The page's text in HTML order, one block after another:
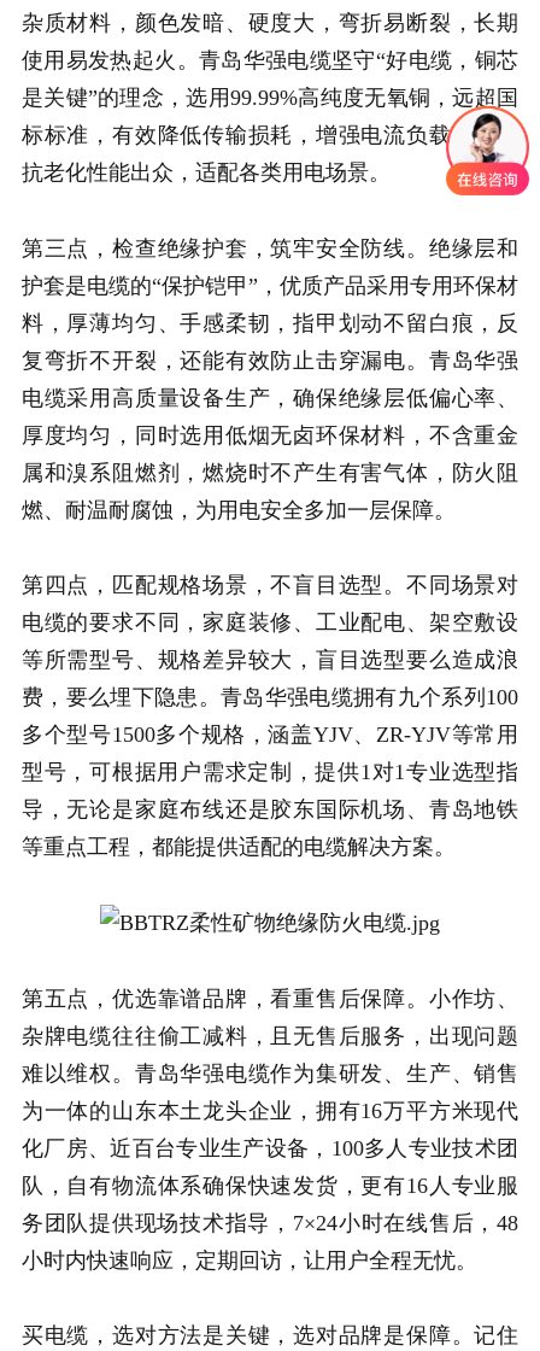
杂质材料，颜色发暗、硬度大，弯折易断裂，长期
使用易发热起火。青岛华强电缆坚守“好电缆，铜芯
是关键”的理念，选用99.99%高纯度无氧铜，远超国
标标准，有效降低传输损耗，增强电流负载能力，
抗老化性能出众，适配各类用电场景。
第三点，检查绝缘护套，筑牢安全防线。绝缘层和
护套是电缆的“保护铠甲”，优质产品采用专用环保材
料，厚薄均匀、手感柔韧，指甲划动不留白痕，反
复弯折不开裂，还能有效防止击穿漏电。青岛华强
电缆采用高质量设备生产，确保绝缘层低偏心率、
厚度均匀，同时选用低烟无卤环保材料，不含重金
属和溴系阻燃剂，燃烧时不产生有害气体，防火阻
燃、耐温耐腐蚀，为用电安全多加一层保障。
第四点，匹配规格场景，不盲目选型。不同场景对
电缆的要求不同，家庭装修、工业配电、架空敷设
等所需型号、规格差异较大，盲目选型要么造成浪
费，要么埋下隐患。青岛华强电缆拥有九个系列100
多个型号1500多个规格，涵盖YJV、ZR-YJV等常用
型号，可根据用户需求定制，提供1对1专业选型指
导，无论是家庭布线还是胶东国际机场、青岛地铁
等重点工程，都能提供适配的电缆解决方案。
第五点，优选靠谱品牌，看重售后保障。小作坊、
杂牌电缆往往偷工减料，且无售后服务，出现问题
难以维权。青岛华强电缆作为集研发、生产、销售
为一体的山东本土龙头企业，拥有16万平方米现代
化厂房、近百台专业生产设备，100多人专业技术团
队，自有物流体系确保快速发货，更有16人专业服
务团队提供现场技术指导，7×24小时在线售后，48
小时内快速响应，定期回访，让用户全程无忧。
买电缆，选对方法是关键，选对品牌是保障。记住